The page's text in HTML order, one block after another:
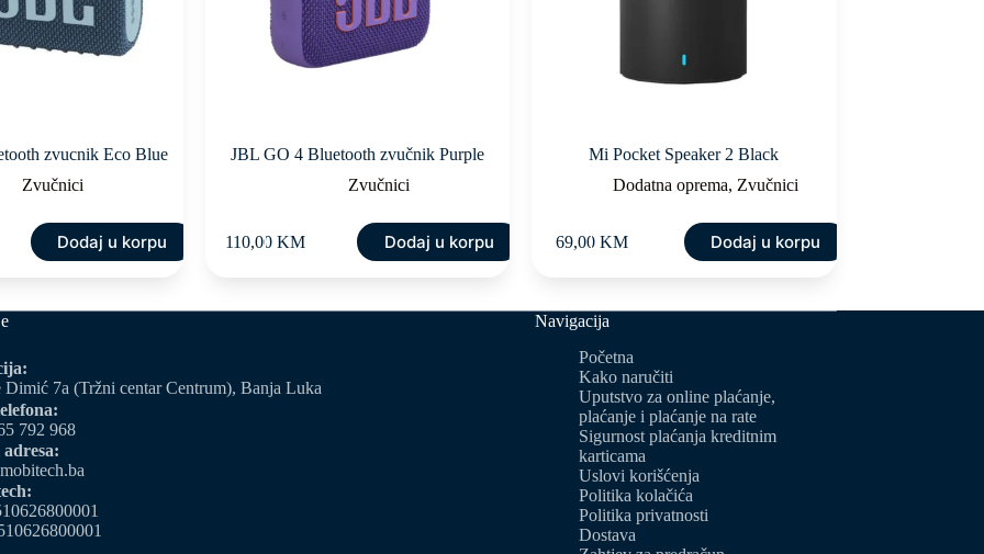
zvucnik Eco Blue
Zvučnici
Dodaj u korpu
JBL GO 4 Bluetooth zvučnik Purple
Zvučnici
110,00 KM Dodaj u korpu
Mi Pocket Speaker 2 Black
Dodatna oprema,Zvučnici
69,00 KM Dodaj u korpu
Dimić 7a (Tržni centar Centrum), Banja Luka
792 968
Navigacija
Početna
Kako naručiti
Uputstvo za online plaćanje,
plaćanje i plaćanje na rate
Sigurnost plaćanja kreditnim
karticama
Uslovi korišćenja
Politika kolačića
Politika privatnosti
Dostava